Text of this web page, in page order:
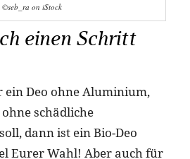
©seb_ra on iStock
einen Schritt
ein Deo ohne Aluminium,
schädliche
dann ist ein Bio-Deo
Eurer Wahl! Aber auch für